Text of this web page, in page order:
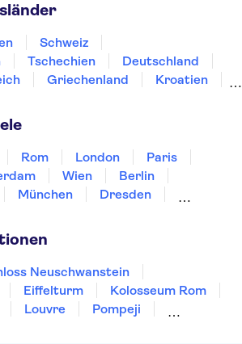
Schweiz
Tschechien
Deutschland
Griechenland
Kroatien
Rom London
Paris
Wien
Berlin
München
Dresden
Neuschwanstein
Eiffelturm
Kolosseum Rom
Louvre
Pompeji